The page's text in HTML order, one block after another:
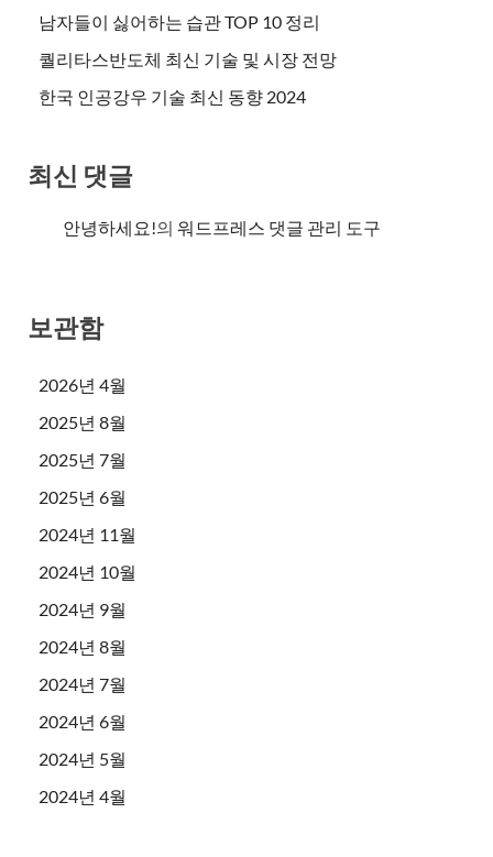
남자들이 싫어하는 습관 TOP 10 정리
퀄리타스반도체 최신 기술 및 시장 전망
한국 인공강우 기술 최신 동향 2024
최신 댓글
안녕하세요!의 워드프레스 댓글 관리 도구
보관함
2026년 4월
2025년 8월
2025년 7월
2025년 6월
2024년 11월
2024년 10월
2024년 9월
2024년 8월
2024년 7월
2024년 6월
2024년 5월
2024년 4월